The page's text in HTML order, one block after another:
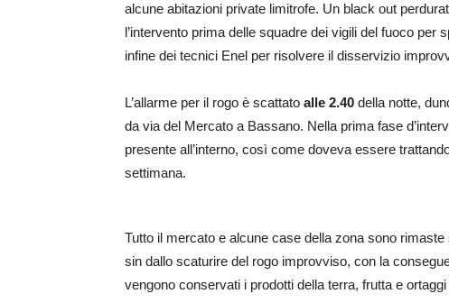
alcune abitazioni private limitrofe. Un black out
l’intervento prima delle squadre dei vigili del fuoco
infine dei tecnici Enel per risolvere il disservizio
L’allarme per il rogo è scattato alle 2.40 della notte,
da via del Mercato a Bassano. Nella prima fase
presente all’interno, così come doveva essere
settimana.
Tutto il mercato e alcune case della zona sono
sin dallo scaturire del rogo improvviso, con la
vengono conservati i prodotti della terra, frutta e